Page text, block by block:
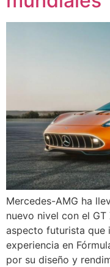
Mercedes-AMG ha
nuevo nivel con el
aspecto futurista que
experiencia en
por su diseño y